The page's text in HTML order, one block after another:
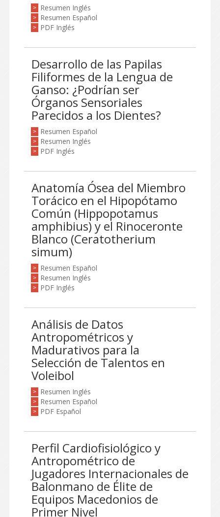
> Resumen Inglés
> Resumen Español
> PDF Inglés
Desarrollo de las Papilas
Filiformes de la Lengua de
Ganso: ¿Podrían ser
Órganos Sensoriales
Parecidos a los Dientes?
> Resumen Español
> Resumen Inglés
> PDF Inglés
Anatomía Ósea del Miembro
Torácico en el Hipopótamo
Común (Hippopotamus
amphibius) y el Rinoceronte
Blanco (Ceratotherium
simum)
> Resumen Español
> Resumen Inglés
> PDF Inglés
Análisis de Datos
Antropométricos y
Madurativos para la
Selección de Talentos en
Voleibol
> Resumen Inglés
> Resumen Español
> PDF Español
Perfil Cardiofisiológico y
Antropométrico de
Jugadores Internacionales de
Balonmano de Élite de
Equipos Macedonios de
Primer Nivel